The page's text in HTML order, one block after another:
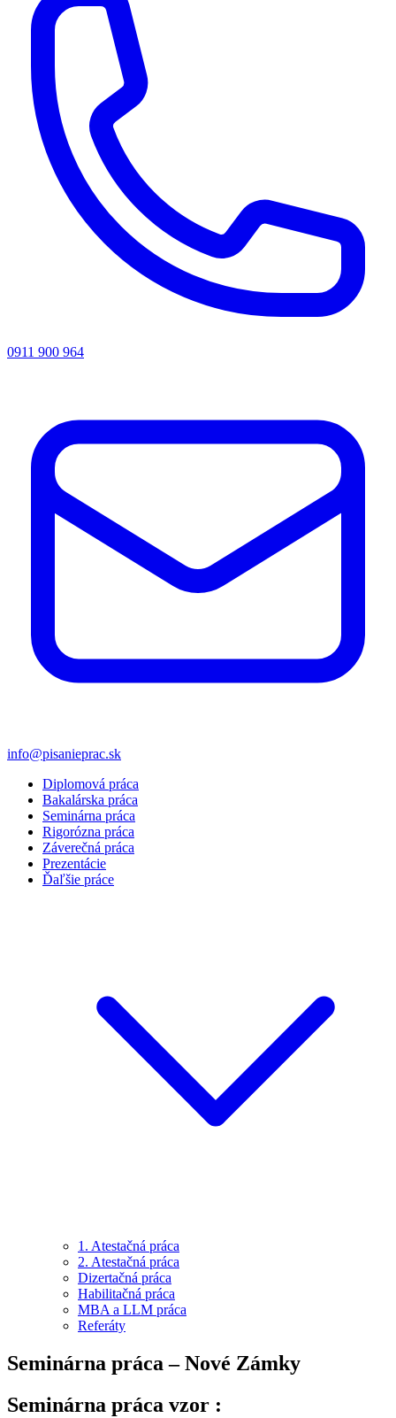
0911 900 964
info@pisanieprac.sk
Diplomová práca
Bakalárska práca
Seminárna práca
Rigorózna práca
Záverečná práca
Prezentácie
Ďaľšie práce
1. Atestačná práca
2. Atestačná práca
Dizertačná práca
Habilitačná práca
MBA a LLM práca
Referáty
Seminárna práca – Nové Zámky
Seminárna práca vzor :